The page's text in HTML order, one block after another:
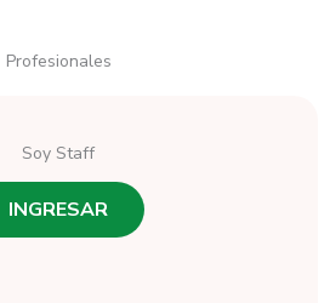
Profesionales
Soy Staff
INGRESAR